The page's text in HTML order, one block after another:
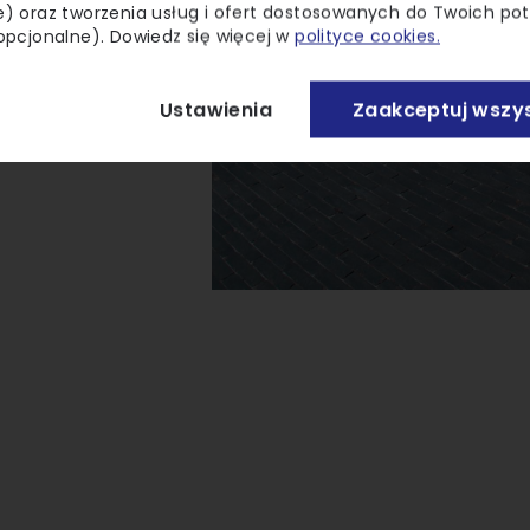
oraz tworzenia usług i ofert dostosowanych do Twoich
Dowiedz się więcej wpolityce cookies.
Ustawienia Zaakceptuj